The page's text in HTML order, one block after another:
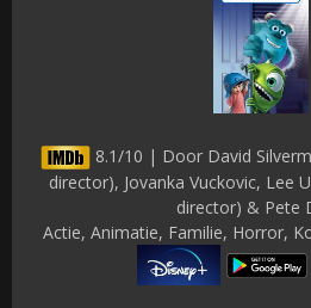
8.1/10 | Door David
director), Jovanka Vuckovic, Lee
director) & Pete
Actie, Animatie, Familie, Horror,